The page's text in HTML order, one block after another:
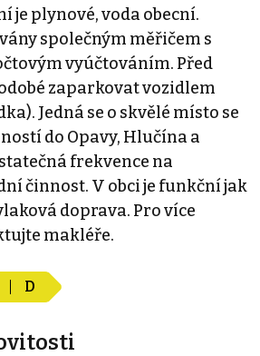
je plynové, voda obecní.
společným měřičem s
vyúčtováním. Před
zaparkovat vozidlem
Jedná se o skvělé místo se
do Opavy, Hlučína a
frekvence na
činnost. V obci je funkční jak
doprava. Pro více
makléře.
D